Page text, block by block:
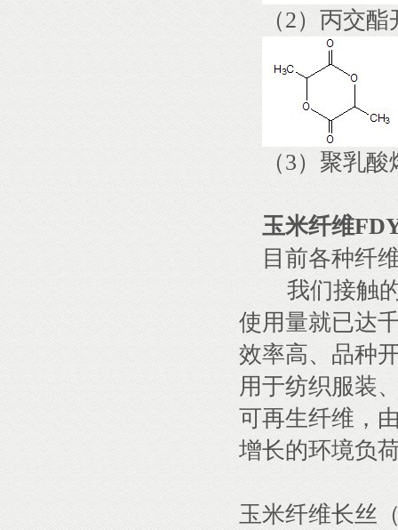
（2）丙交
（3）聚乳
玉米纤维
目前各种纤
我们接触
使用量就已达
效率高、品种
用于纺织服装
可再生纤维，
增长的环境负
玉米纤维长丝